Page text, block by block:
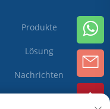
Produkte
Lösung
Nachrichten